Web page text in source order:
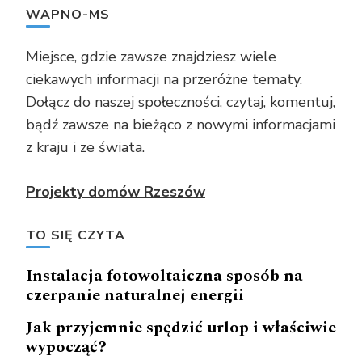
WAPNO-MS
Miejsce, gdzie zawsze znajdziesz wiele
ciekawych informacji na przeróżne tematy.
Dołącz do naszej społeczności, czytaj, komentuj,
bądź zawsze na bieżąco z nowymi informacjami
z kraju i ze świata.
Projekty domów Rzeszów
TO SIĘ CZYTA
Instalacja fotowoltaiczna sposób na
czerpanie naturalnej energii
Jak przyjemnie spędzić urlop i właściwie
wypocząć?